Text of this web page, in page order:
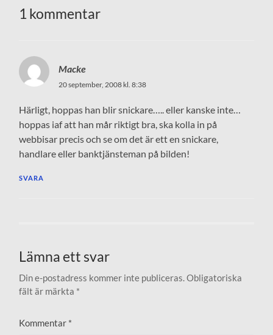
1 kommentar
Macke
20 september, 2008 kl. 8:38
Härligt, hoppas han blir snickare….. eller kanske inte…
hoppas iaf att han mår riktigt bra, ska kolla in på
webbisar precis och se om det är ett en snickare,
handlare eller banktjänsteman på bilden!
SVARA
Lämna ett svar
Din e-postadress kommer inte publiceras.Obligatoriska
fält är märkta *
Kommentar *